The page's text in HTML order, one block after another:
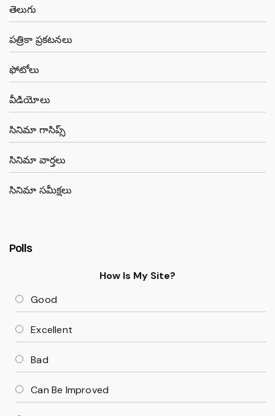
తెలుగు
పత్రికా ప్రకటనలు
ఫోటోలు
వీడియోలు
సినిమా గాసిప్స్
సినిమా వార్తలు
సినిమా సమీక్షలు
Polls
How Is My Site?
Good
Excellent
Bad
Can Be Improved